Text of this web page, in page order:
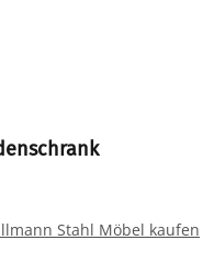
Stahl Möbel kaufen